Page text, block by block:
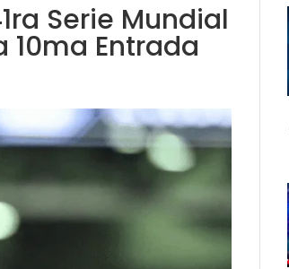
Serie Mundial
10ma Entrada